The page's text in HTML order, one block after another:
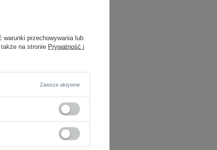
warunki przechowywania lub
na stronie Prywatność i
Zawsze aktywne